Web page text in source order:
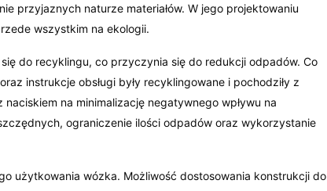
przyjaznych naturze materiałów. W jego projektowaniu
wszystkim na ekologii.
do recyklingu, co przyczynia się do redukcji odpadów. Co
instrukcje obsługi były recyklingowane i pochodziły z
na minimalizację negatywnego wpływu na
ograniczenie ilości odpadów oraz wykorzystanie
użytkowania wózka. Możliwość dostosowania konstrukcji do